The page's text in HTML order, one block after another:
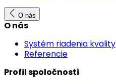
O nás
O nás
Systém riadenia kvality
Referencie
Profil spoločnosti